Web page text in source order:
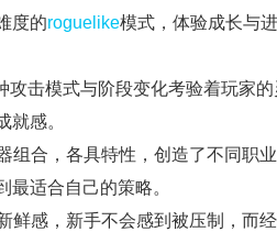
度的roguelike模式，体验成长与进
攻击模式与阶段变化考验着玩家
就感。
组合，各具特性，创造了不同职
适合自己的策略。
鲜感，新手不会感到被压制，而